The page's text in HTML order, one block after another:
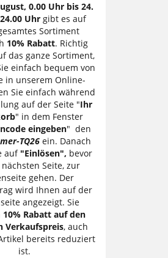
0.00 Uhr bis 24.
Uhr gibt es auf
Sortiment
10% Rabatt. Richtig
das ganze Sortiment,
einfach bequem von
in unserem Online-
Sie einfach während
auf der Seite "Ihr
" in dem Fenster
eingeben" den
TQ26ein. Danach
auf "Einlösen", bevor
Seite, zur
gehen. Der
wird Ihnen auf der
angezeigt. Sie
10% Rabatt auf den
Verkaufspreis, auch
bereits reduziert
ist.